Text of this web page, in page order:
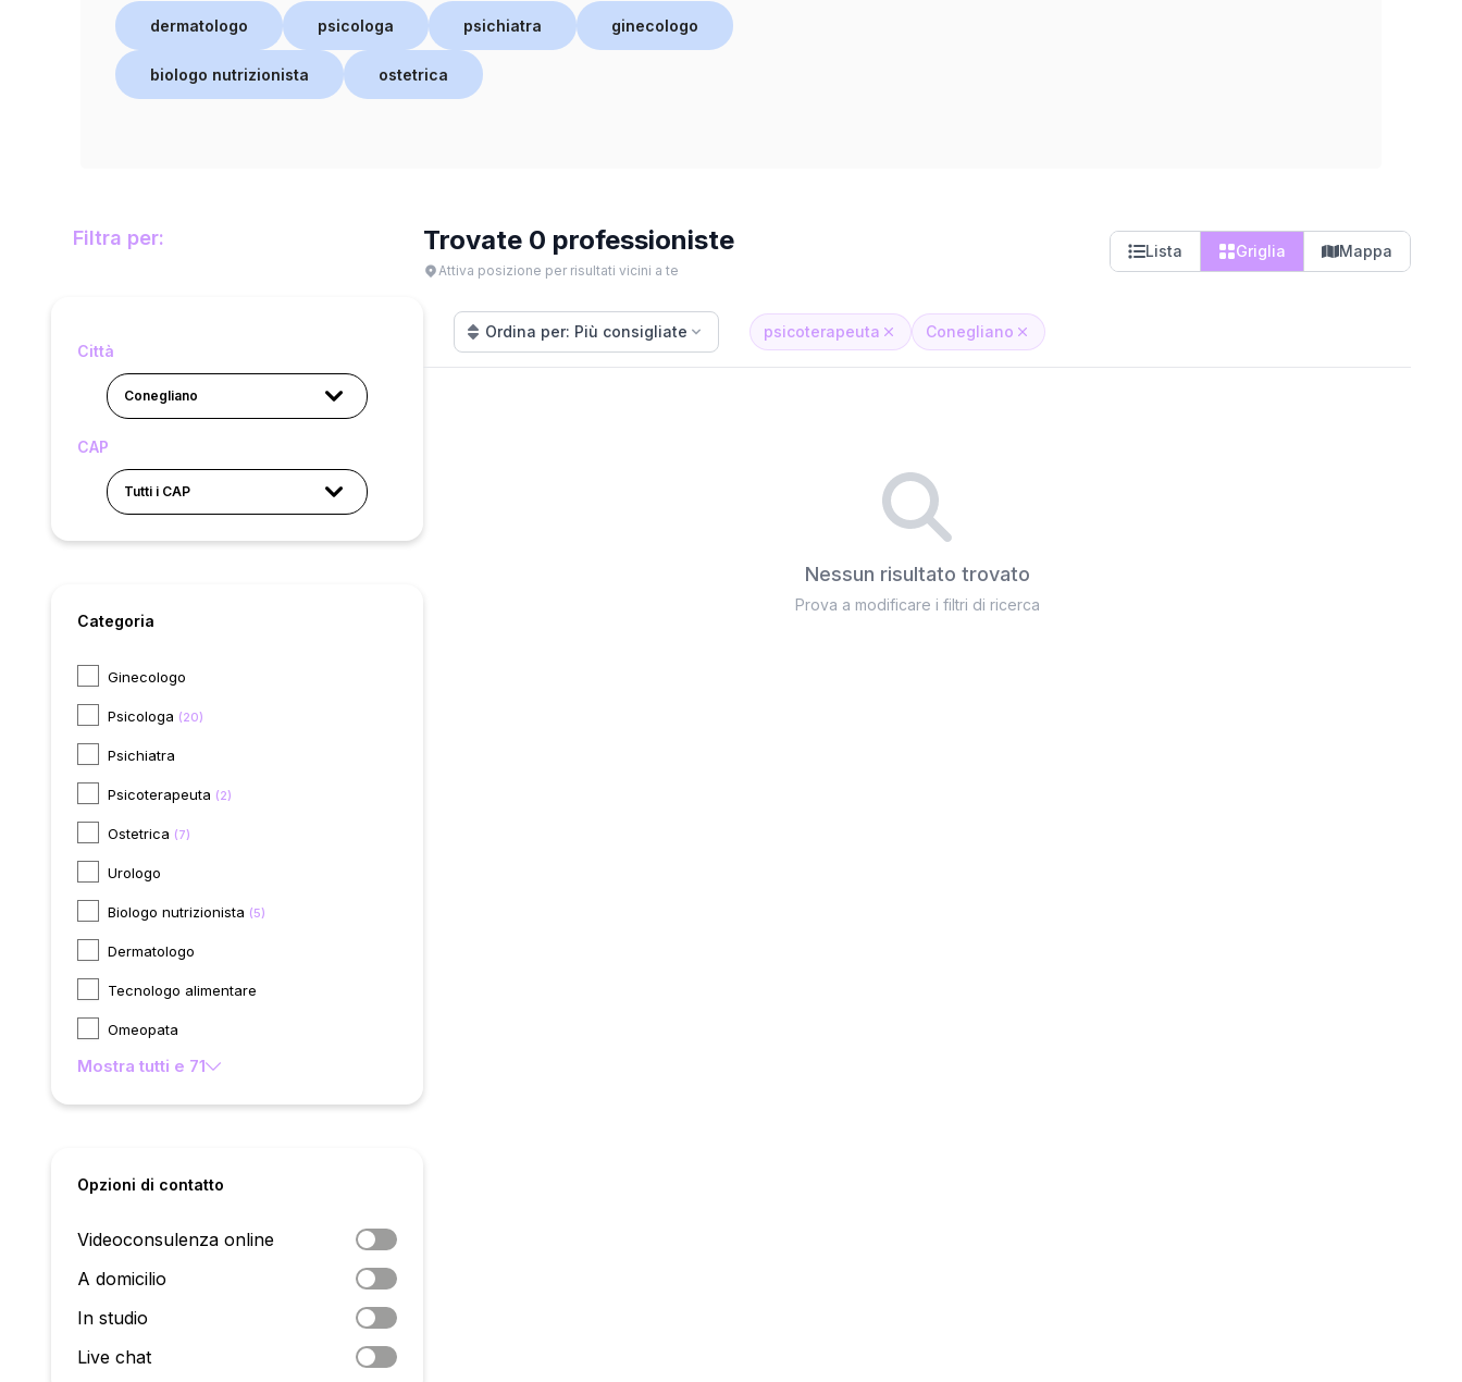
dermatologo psicologa psichiatra ginecologo
biologo nutrizionista ostetrica
Filtra per:
Città
Conegliano
CAP
Tutti i CAP
Categoria
Ginecologo
Psicologa (20)
Psichiatra
Psicoterapeuta (2)
Ostetrica (7)
Urologo
Biologo nutrizionista (5)
Dermatologo
Tecnologo alimentare
Omeopata
Mostra tutti e 71
Opzioni di contatto
Videoconsulenza online
A domicilio
In studio
Live chat
Trovate 0 professioniste
Attiva posizione per risultati vicini a te
Lista Griglia Mappa
Ordina per: Più consigliate psicoterapeuta Conegliano
Nessun risultato trovato
Prova a modificare i filtri di ricerca